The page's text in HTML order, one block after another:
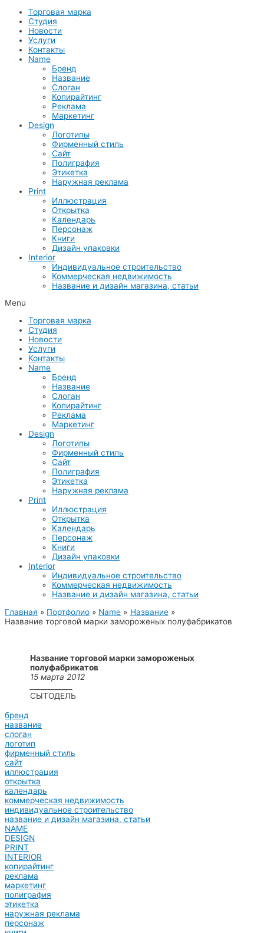
Торговая марка
Студия
Новости
Услуги
Контакты
Name
Бренд
Название
Слоган
Копирайтинг
Реклама
Маркетинг
Design
Логотипы
Фирменный стиль
Сайт
Полиграфия
Этикетка
Наружная реклама
Print
Иллюстрация
Открытка
Календарь
Персонаж
Книги
Дизайн упаковки
Interior
Индивидуальное строительство
Коммерческая недвижимость
Название и дизайн магазина, статьи
Menu
Торговая марка
Студия
Новости
Услуги
Контакты
Name
Бренд
Название
Слоган
Копирайтинг
Реклама
Маркетинг
Design
Логотипы
Фирменный стиль
Сайт
Полиграфия
Этикетка
Наружная реклама
Print
Иллюстрация
Открытка
Календарь
Персонаж
Книги
Дизайн упаковки
Interior
Индивидуальное строительство
Коммерческая недвижимость
Название и дизайн магазина, статьи
Главная
Портфолио Name
Название
Название торговой марки замороженых полуфабрикатов
Название торговой марки замороженых
полуфабрикатов
15 марта 2012
СЫТОДЕЛЬ
бренд
название
слоган
логотип
фирменный стиль
сайт
иллюстрация
открытка
календарь
коммерческая недвижимость
индивидуальное строительство
название и дизайн магазина, статьи
NAME
DESIGN
PRINT
INTERIOR
копирайтинг
реклама
маркетинг
полиграфия
этикетка
наружная реклама
персонаж